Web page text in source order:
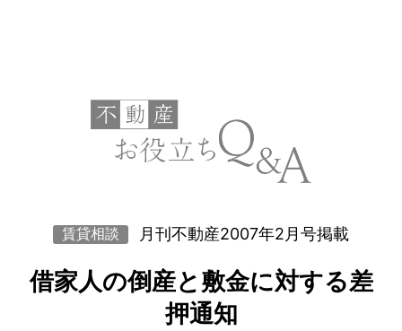
賃貸相談 月刊不動産2007年2月号掲載
借家人の倒産と敷金に対する差
押通知